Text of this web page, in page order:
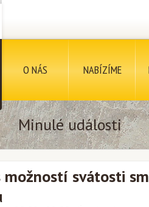
O NÁS NABÍZÍME
Minulé události
možností svátosti